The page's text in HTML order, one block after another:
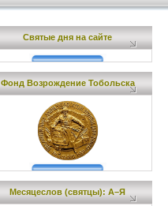
Святые дня на сайте
Фонд Возрождение Тобольска
Месяцеслов (cвятцы): А–Я